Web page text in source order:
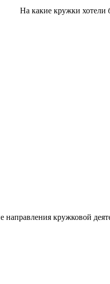
На какие кружки хотели
направления кружковой